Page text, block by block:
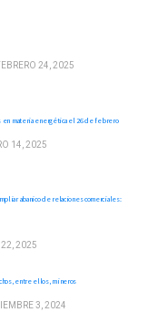
24, 2025
en materia energética el 26 de febrero
14, 2025
abanico de relaciones comerciales:
22, 2025
entre ellos, mineros
3, 2024